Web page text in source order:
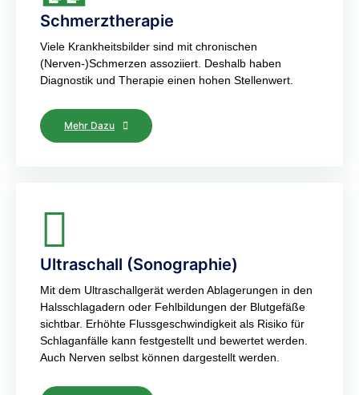
Schmerztherapie
Viele Krankheitsbilder sind mit chronischen
(Nerven-)Schmerzen assoziiert. Deshalb haben
Diagnostik und Therapie einen hohen Stellenwert.
Mehr Dazu
Ultraschall (Sonographie)
Mit dem Ultraschallgerät werden Ablagerungen in den
Halsschlagadern oder Fehlbildungen der Blutgefäße
sichtbar. Erhöhte Flussgeschwindigkeit als Risiko für
Schlaganfälle kann festgestellt und bewertet werden.
Auch Nerven selbst können dargestellt werden.